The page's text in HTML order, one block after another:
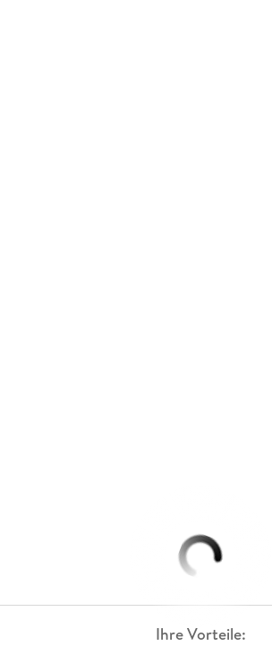
Ihre Vorteile: